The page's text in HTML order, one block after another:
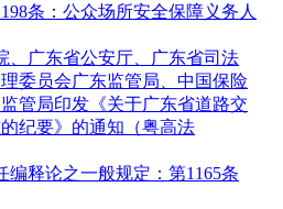
条：公众场所安全保障义务人
、广东省公安厅、广东省司法
委员会广东监管局、中国保险
管局印发《关于广东省道路交
纪要》的通知（粤高法
编释论之一般规定：第1165条